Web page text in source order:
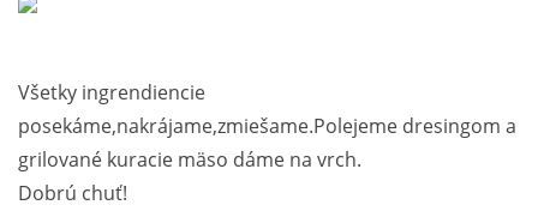
Všetky ingrendiencie
posekáme,nakrájame,zmiešame.Polejeme dresingom a
grilované kuracie mäso dáme na vrch.
Dobrú chuť!